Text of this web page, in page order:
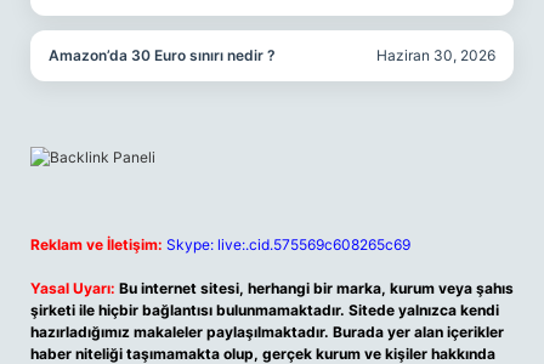
Amazon’da 30 Euro sınırı nedir ? Haziran 30, 2026
Reklam ve İletişim: Skype: live:.cid.575569c608265c69
Yasal Uyarı: Bu internet sitesi, herhangi bir marka, kurum veya şahıs
şirketi ile hiçbir bağlantısı bulunmamaktadır. Sitede yalnızca kendi
hazırladığımız makaleler paylaşılmaktadır. Burada yer alan içerikler
haber niteliği taşımamakta olup, gerçek kurum ve kişiler hakkında